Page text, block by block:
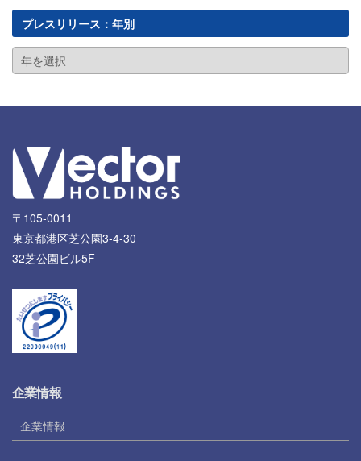
プレスリリース：年別
〒105-0011
東京都港区芝公園3-4-30
32芝公園ビル5F
企業情報
企業情報